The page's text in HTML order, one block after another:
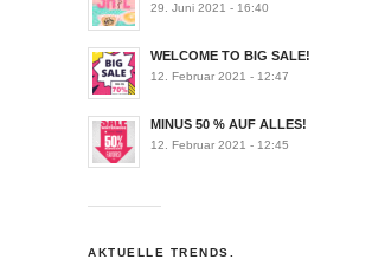
29. Juni 2021 - 16:40
WELCOME TO BIG SALE!
12. Februar 2021 - 12:47
MINUS 50 % AUF ALLES!
12. Februar 2021 - 12:45
AKTUELLE TRENDS.